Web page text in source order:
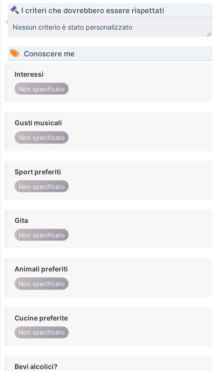
I criteri che dovrebbero essere rispettati
Nessun criterio è stato personalizzato
Conoscere me
Interessi
Non specificato
Gusti musicali
Non specificato
Sport preferiti
Non specificato
Gita
Non specificato
Animali preferiti
Non specificato
Cucine preferite
Non specificato
Bevi alcolici?